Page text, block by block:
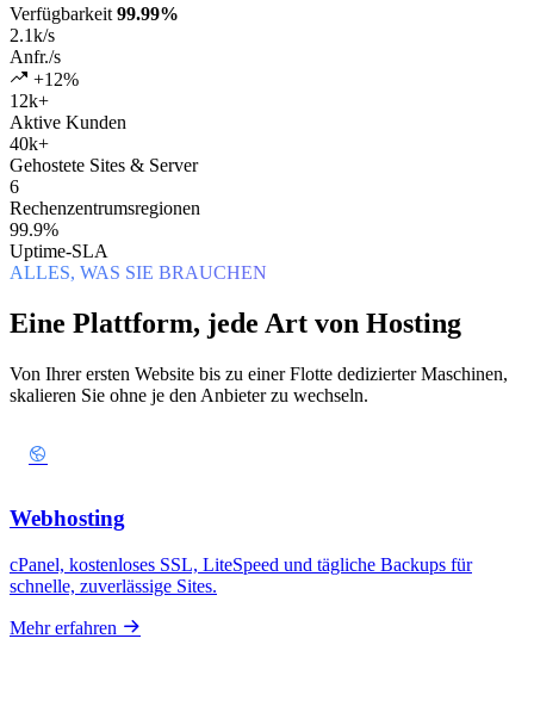
Verfügbarkeit 99.99%
2.1k/s
Anfr./s
+12%
12k+
Aktive Kunden
40k+
Gehostete Sites & Server
6
Rechenzentrumsregionen
99.9%
Uptime-SLA
ALLES, WAS SIE BRAUCHEN
Eine Plattform, jede Art von Hosting
Von Ihrer ersten Website bis zu einer Flotte dedizierter Maschinen,
skalieren Sie ohne je den Anbieter zu wechseln.
Webhosting
cPanel, kostenloses SSL, LiteSpeed und tägliche Backups für
schnelle, zuverlässige Sites.
Mehr erfahren